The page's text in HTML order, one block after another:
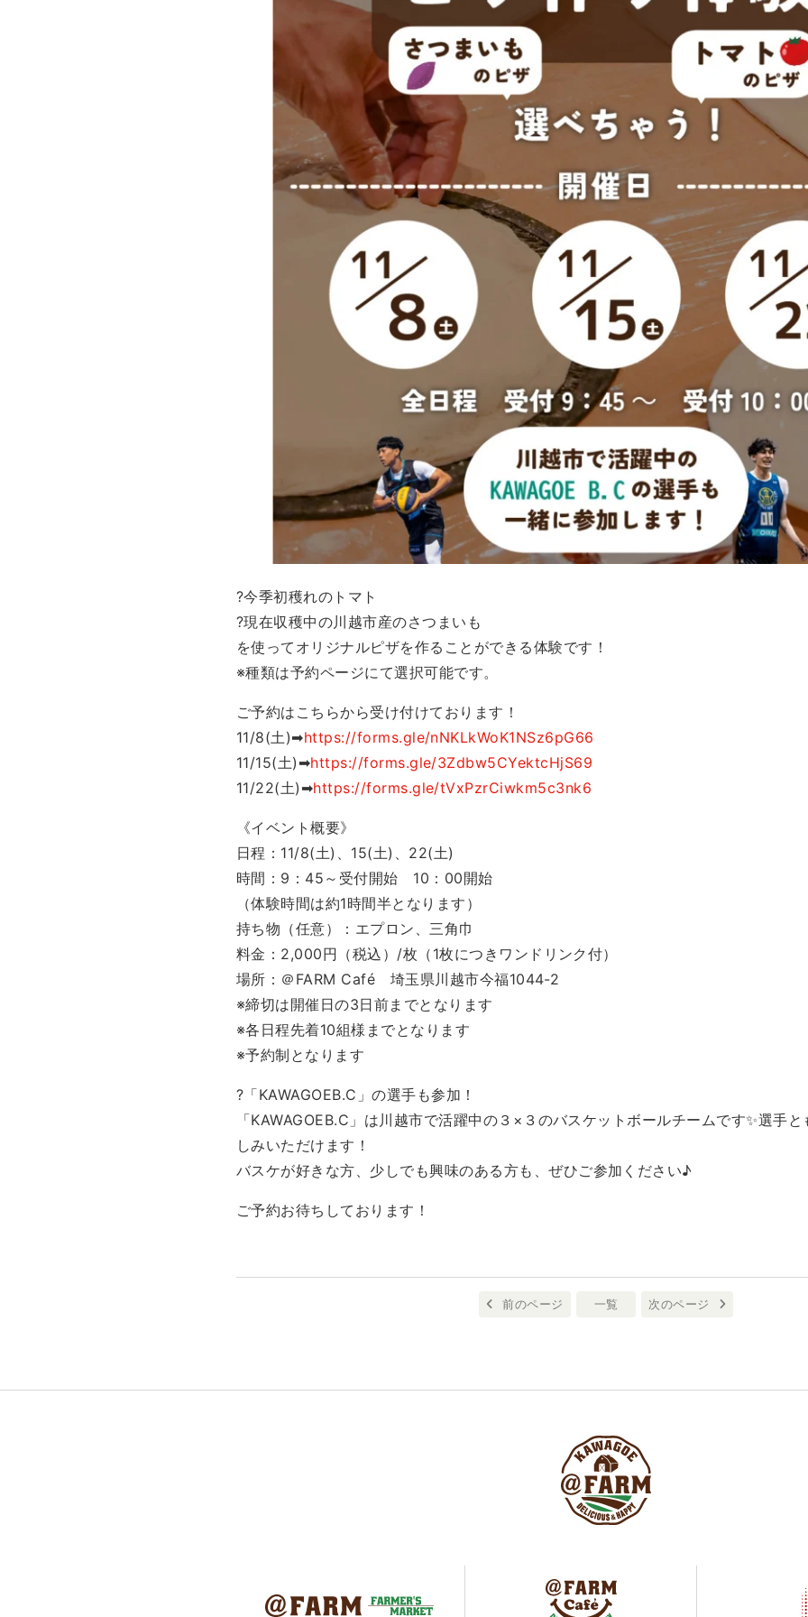
?今季初穫れのトマト
?現在収穫中の川越市産のさつまいも
を使ってオリジナルピザを作ることができる体験です！
※種類は予約ページにて選択可能です。
ご予約はこちらから受け付けております！
11/8(土)➡https://forms.gle/nNKLkWoK1NSz6pG66
11/15(土)➡https://forms.gle/3Zdbw5CYektcHjS69
11/22(土)➡https://forms.gle/tVxPzrCiwkm5c3nk6
《イベント概要》
日程：11/8(土)、15(土)、22(土)
時間：9：45～受付開始 10：00開始
（体験時間は約1時間半となります）
持ち物（任意）：エプロン、三角巾
料金：2,000円（税込）/枚（1枚につきワンドリンク付）
場所：＠FARM Café 埼玉県川越市今福1044-2
※締切は開催日の3日前までとなります
※各日程先着10組様までとなります
※予約制となります
?「KAWAGOEB.C」の選手も参加！
「KAWAGOEB.C」は川越市で活躍中の３×３のバスケットボールチームです✨選手
しみいただけます！
バスケが好きな方、少しでも興味のある方も、ぜひご参加ください♪
ご予約お待ちしております！
前のページ 一覧 次のページ